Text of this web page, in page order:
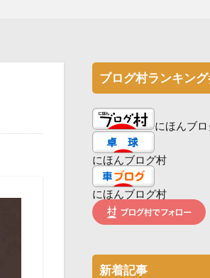
ブログ村ランキング
にほんブ
にほんブログ村
にほんブログ村
新着記事